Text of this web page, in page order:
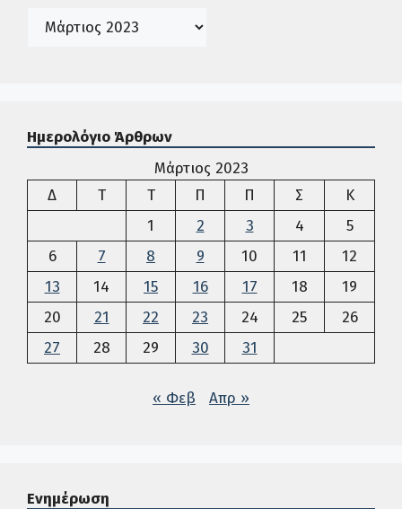
Ιστορικό
Ημερολόγιο Άρθρων
Μάρτιος 2023
ΔΔευτέρα
ΤΤρίτη ΤΤετάρτη
Π Πέμπτη
Π Παρασκευή
Σ Σάββατο
Κ
1
2 3 4
5
6
7 8 9 10 11
12
13
14 15 16 17 18
19
20
21 22 23 24 25
26
27
28 29 30 31
« Φεβ Απρ »
Ενημέρωση